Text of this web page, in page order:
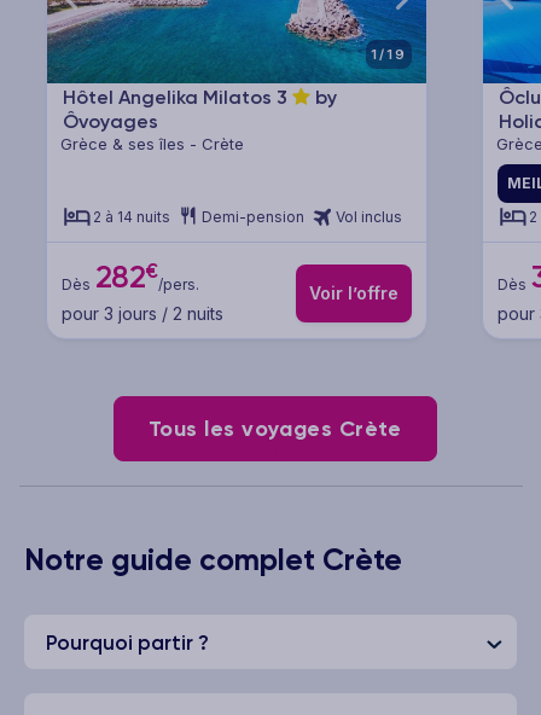
1/19
Hôtel Angelika Milatos 3
by
Ôvoyages
Grèce & ses îles - Crète
2 à 14 nuits Demi-pension Vol inclus
Dès 282€
/pers.
pour 3 jours / 2 nuits
Voir l’offre
2
Dès
pour
Tous les voyages Crète
Notre guide complet Crète
Pourquoi partir ?